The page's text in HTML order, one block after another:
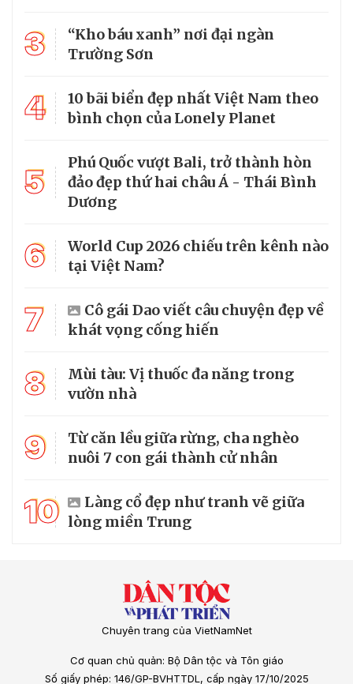
3
“Kho báu xanh” nơi đại ngàn
Trường Sơn
4
10 bãi biển đẹp nhất Việt Nam theo
bình chọn của Lonely Planet
5
Phú Quốc vượt Bali, trở thành hòn
đảo đẹp thứ hai châu Á - Thái Bình
Dương
6
World Cup 2026 chiếu trên kênh nào
tại Việt Nam?
7
Cô gái Dao viết câu chuyện đẹp về
khát vọng cống hiến
8
Mùi tàu: Vị thuốc đa năng trong
vườn nhà
9
Từ căn lều giữa rừng, cha nghèo
nuôi 7 con gái thành cử nhân
10
Làng cổ đẹp như tranh vẽ giữa
lòng miền Trung
Chuyên trang của VietNamNet
Cơ quan chủ quản: Bộ Dân tộc và Tôn giáo
Số giấy phép: 146/GP-BVHTTDL, cấp ngày 17/10/2025